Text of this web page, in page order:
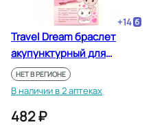
+14
Travel Dream браслет
акупунктурный для
девочек 2 шт
НЕТ В РЕГИОНЕ
В наличии в 2 аптеках
482 ₽